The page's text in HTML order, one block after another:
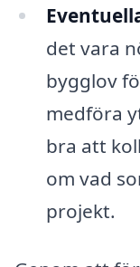
det vara
bygglov
medföra
bra att
om vad
projekt.